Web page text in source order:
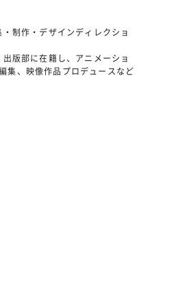
制作・デザインディレクショ
版部に在籍し、アニメーショ
集、映像作品プロデュースなど